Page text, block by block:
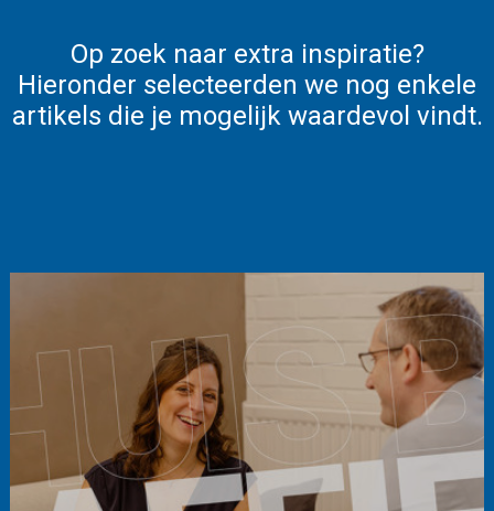
Op zoek naar extra inspiratie?
Hieronder selecteerden we nog enkele
artikels die je mogelijk waardevol vindt.